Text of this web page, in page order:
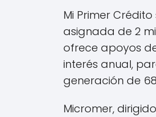
Mi Primer
asignada de 2
ofrece apoyos
interés anual,
generación de
Micromer,